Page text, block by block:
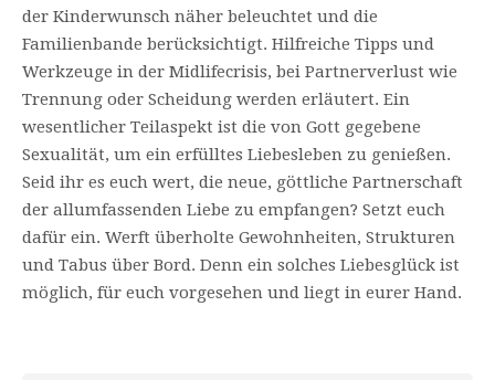
der Kinderwunsch näher beleuchtet und die
Familienbande berücksichtigt. Hilfreiche Tipps und
Werkzeuge in der Midlifecrisis, bei Partnerverlust wie
Trennung oder Scheidung werden erläutert. Ein
wesentlicher Teilaspekt ist die von Gott gegebene
Sexualität, um ein erfülltes Liebesleben zu genießen.
Seid ihr es euch wert, die neue, göttliche Partnerschaft
der allumfassenden Liebe zu empfangen? Setzt euch
dafür ein. Werft überholte Gewohnheiten, Strukturen
und Tabus über Bord. Denn ein solches Liebesglück ist
möglich, für euch vorgesehen und liegt in eurer Hand.